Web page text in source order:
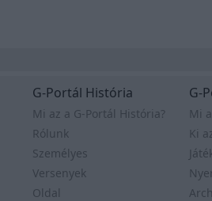
G-Portál História
Mi az a G-Portál História?
Rólunk
Személyes
Versenyek
Oldal
G-
Mi
Ki